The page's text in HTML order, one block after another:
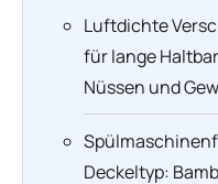
Luftdichte
für lange
Nüssen und
Deckeltyp: